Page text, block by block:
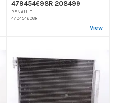
479454698R 208499
RENAULT
479454698R
View